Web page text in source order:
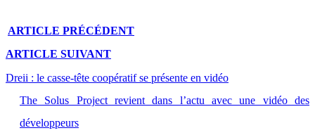
ARTICLE PRÉCÉDENT
ARTICLE SUIVANT
Dreii : le casse-tête coopératif se présente en vidéo
The Solus Project revient dans l’actu avec une vidéo des
développeurs